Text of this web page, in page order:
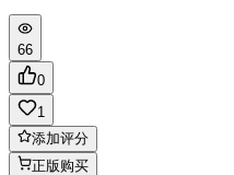
66
0
1
添加评分
正版购买